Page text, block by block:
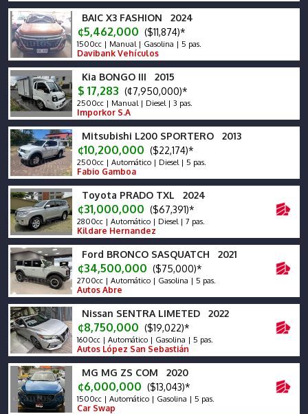
BAIC X3 FASHION 2024
¢5,462,000 ($11,874)*
1500cc | Manual | Gasolina | 5 pas.
Davibank Vehículos
Kia BONGO III 2015
$ 17,283 (¢7,950,000)*
2500cc | Manual | Diesel | 3 pas.
Imporkor S.A
Mitsubishi L200 SPORTERO 2013
¢10,200,000 ($22,174)*
2500cc | Automático | Diesel | 5 pas.
Fabio Gamboa
Toyota PRADO TXL 2024
¢31,000,000 ($67,391)*
2800cc | Automático | Diesel | 7 pas.
Kildare Hernandez
Ford BRONCO SASQUATCH 2021
¢34,500,000 ($75,000)*
2700cc | Automático | Gasolina | 5 pas.
Autos Abre
Nissan SENTRA LIMETED 2022
¢8,750,000 ($19,022)*
1600cc | Automático | Gasolina | 5 pas.
Autos López San Sebastián
MG MG ZS COM 2020
¢6,000,000 ($13,043)*
1500cc | Automático | Gasolina | 5 pas.
Car Swap